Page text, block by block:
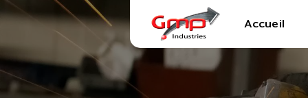
Accueil
Panneau de gestion des cookies